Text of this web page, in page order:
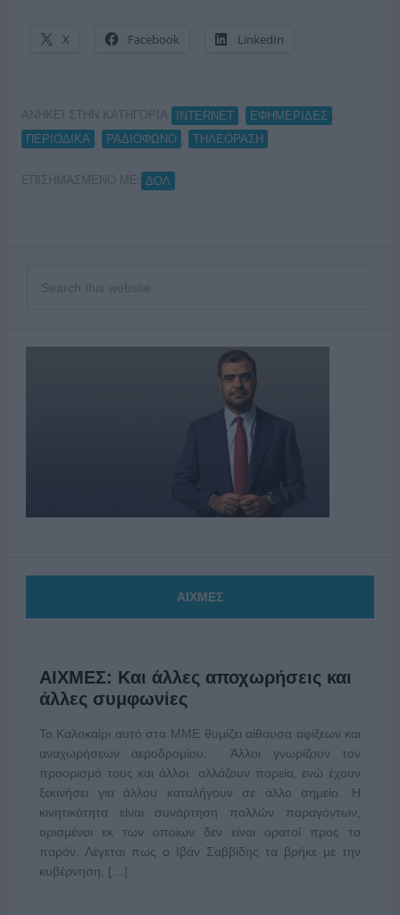
X Facebook LinkedIn
ΑΝΗΚΕΙ ΣΤΗΝ ΚΑΤΗΓΟΡΙΑ: INTERNET ΕΦΗΜΕΡΙΔΕΣ
ΠΕΡΙΟΔΙΚΑ
ΡΑΔΙΟΦΩΝΟ ΤΗΛΕΟΡΑΣΗ
ΕΠΙΣΗΜΑΣΜΕΝΟ ΜΕ: ΔΟΛ
ΑΙΧΜΕΣ
ΑΙΧΜΕΣ: Και άλλες αποχωρήσεις και
άλλες συμφωνίες
Το Καλοκαίρι αυτό στα ΜΜΕ θυμίζει αίθουσα αφίξεων και
αναχωρήσεων αεροδρομίου. Άλλοι γνωρίζουν τον
προορισμό τους και άλλοι αλλάζουν πορεία, ενώ έχουν
ξεκινήσει για άλλου καταλήγουν σε άλλο σημείο. Η
κινητικότητα είναι συνάρτηση πολλών παραγόντων,
ορισμένοι εκ των οποίων δεν είναι ορατοί προς το
παρόν. Λέγεται πως ο Ιβάν Σαββίδης τα βρήκε με την
κυβέρνηση, […]